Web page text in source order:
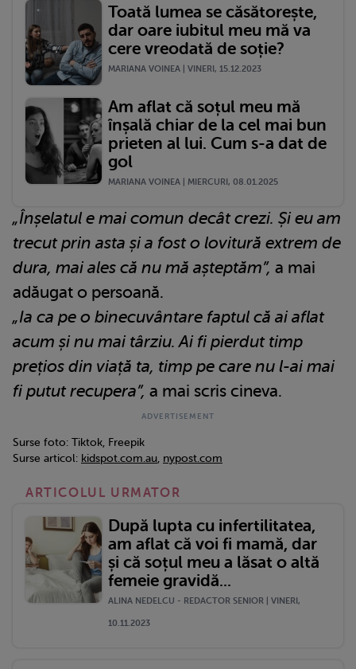
Toată lumea se căsătorește,
dar oare iubitul meu mă va
cere vreodată de soție?
MARIANA VOINEA | VINERI, 15.12.2023
Am aflat că soțul meu mă
înșală chiar de la cel mai bun
prieten al lui. Cum s-a dat de
gol
MARIANA VOINEA | MIERCURI, 08.01.2025
„Înșelatul e mai comun decât crezi. Și eu am
trecut prin asta și a fost o lovitură extrem de
dura, mai ales că nu mă așteptăm”, a mai
adăugat o persoană.
„Ia ca pe o binecuvântare faptul că ai aflat
acum și nu mai târziu. Ai fi pierdut timp
prețios din viață ta, timp pe care nu l-ai mai
fi putut recupera”, a mai scris cineva.
Surse foto: Tiktok, Freepik
Surse articol: kidspot.com.au nypost.com
ARTICOLUL URMATOR
După lupta cu infertilitatea,
am aflat că voi fi mamă, dar
și că soțul meu a lăsat o altă
femeie gravidă...
ALINA NEDELCU - REDACTOR SENIOR | VINERI,
10.11.2023